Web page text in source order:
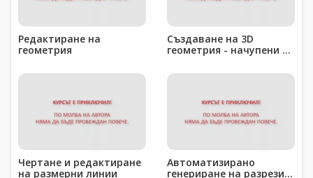
Редактиране на
геометрия
Създаване на 3D
геометрия - начупени и
плочи
Чертане и редактиране
на размерни линии
Автоматизирано
генериране на разрези и